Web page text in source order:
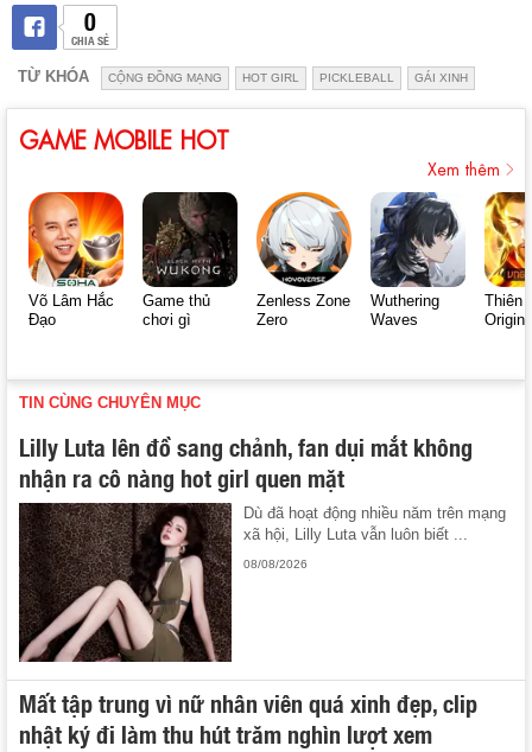
0
CHIA SẺ
TỪ KHÓA CỘNG ĐỒNG MẠNG HOT GIRL PICKLEBALL GÁI XINH
GAME MOBILE HOT
Xem thêm
Võ Lâm Hắc
Đạo
Game thủ
chơi gì
Zenless Zone
Zero
Wuthering
Waves
Thiên
Origin
TIN CÙNG CHUYÊN MỤC
Lilly Luta lên đồ sang chảnh, fan dụi mắt không
nhận ra cô nàng hot girl quen mặt
Dù đã hoạt động nhiều năm trên mạng
xã hội, Lilly Luta vẫn luôn biết ...
08/08/2026
Mất tập trung vì nữ nhân viên quá xinh đẹp, clip
nhật ký đi làm thu hút trăm nghìn lượt xem